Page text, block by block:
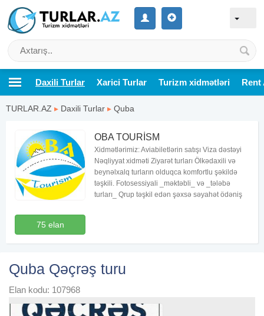
Daxili Turlar Xarici Turlar Turizm xidmətləri Rent
TURLAR.AZ ▸ Daxili Turlar ▸ Quba
75 elan
OBA TOURİSM
Xidmətlərimiz: Aviabiletlərin satışı Viza dəstəyi
Nəqliyyat xidməti Ziyarət turları Ölkədaxili və
beynəlxalq turların olduqca komfortlu şəkildə
təşkili. Fotosessiyali _məktəbli_ və _tələbə
turları_ Qrup təşkil edən şəxsə səyahət ödəniş
Quba Qəçrəş turu
Elan kodu: 107968